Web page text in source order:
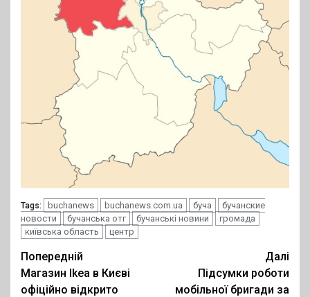
Tags: buchanews buchanews.com.ua буча
бучанские
новости
бучанська отг бучанські новини
громада
київська область
центр
Post
navigation
Попередній
Магазин Ikea в Києві
офіційно відкрито
Далі
Підсумки роботи
мобільної бригади за